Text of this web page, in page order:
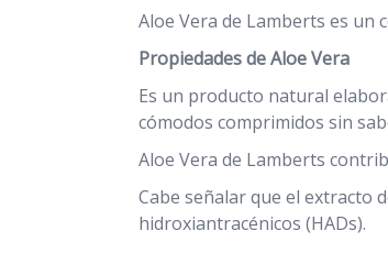
Aloe Vera de Lamberts es un
Propiedades de Aloe Vera
Es un producto natural
cómodos comprimidos sin
Aloe Vera de Lamberts
Cabe señalar que el extracto
hidroxiantracénicos (HADs).